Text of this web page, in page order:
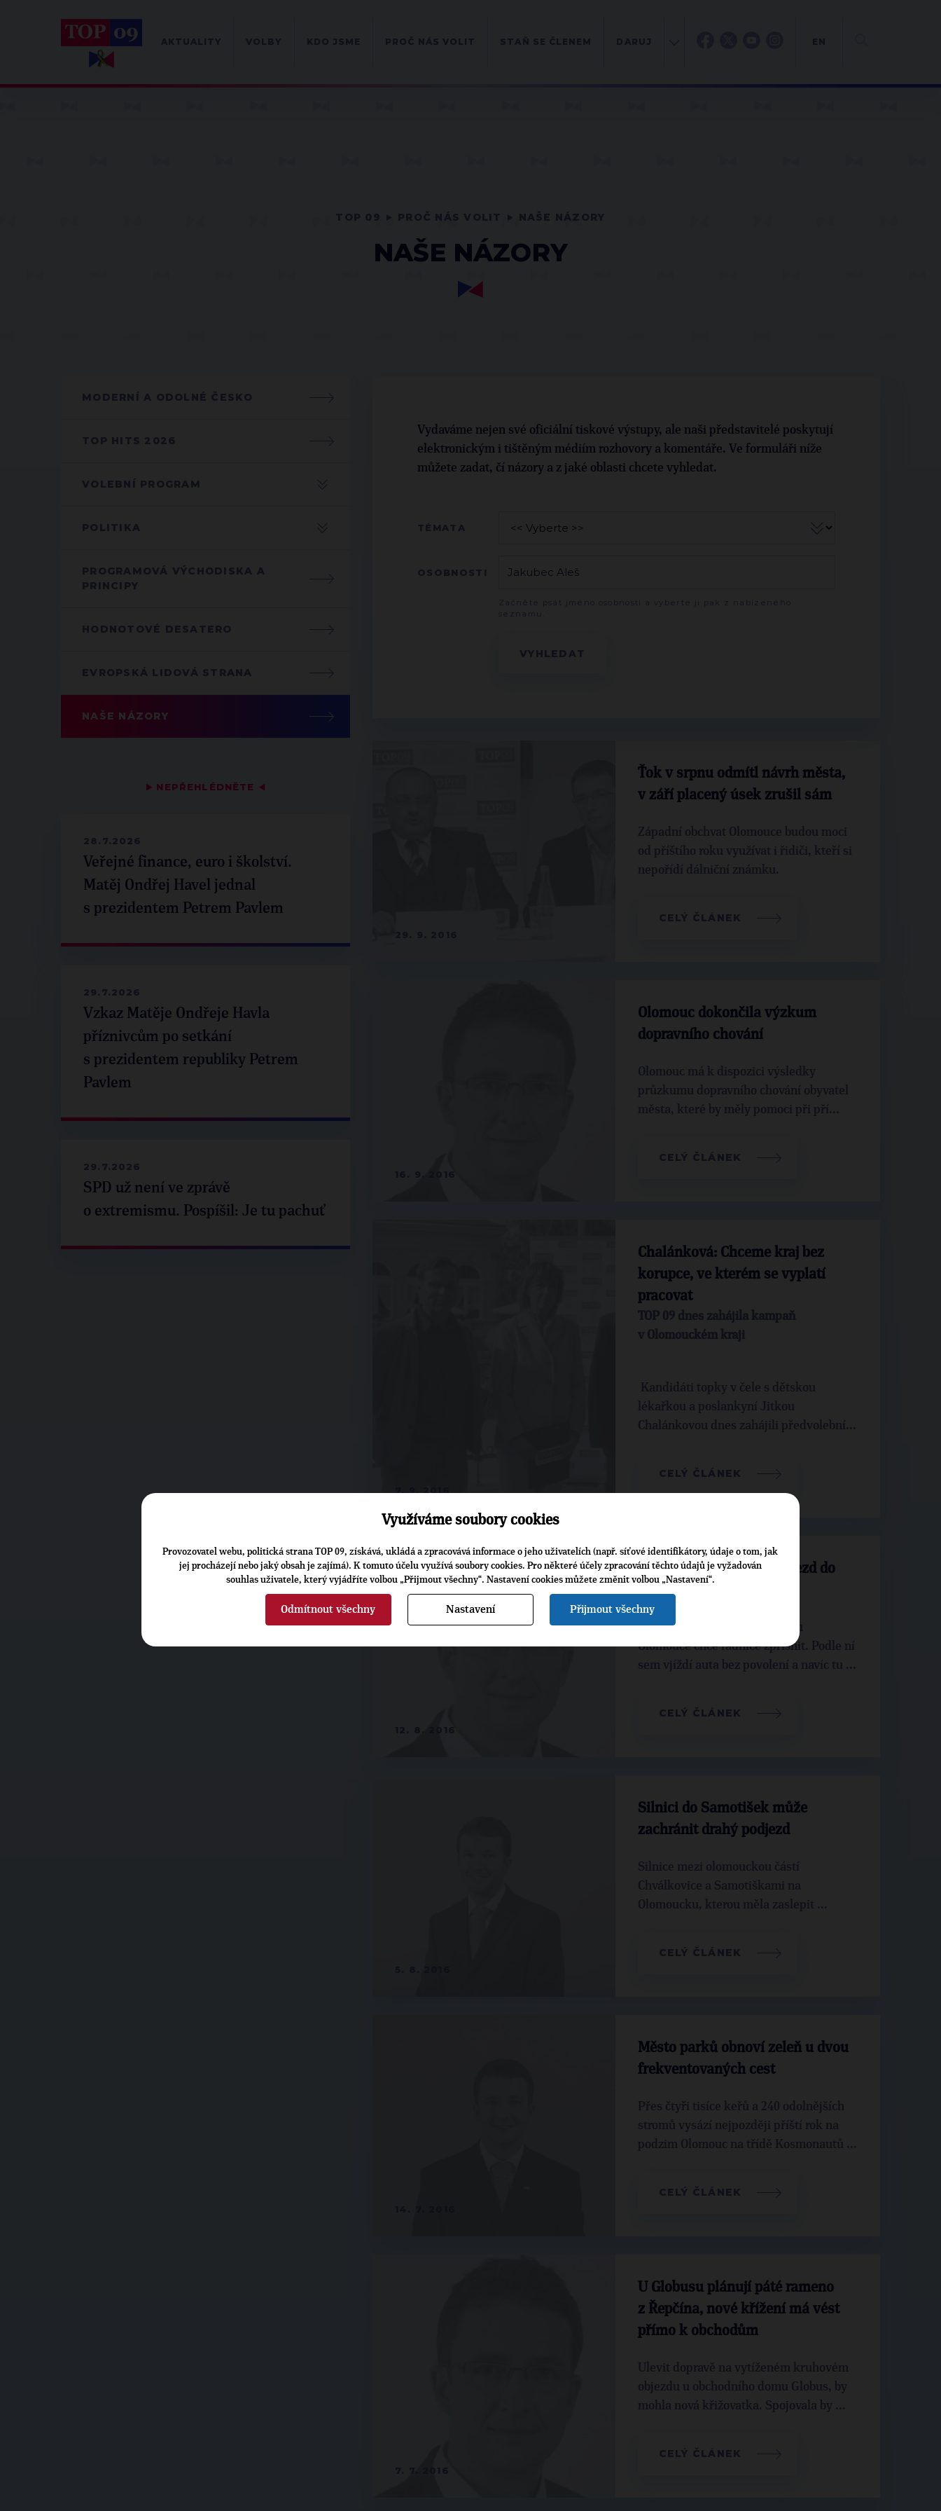
NAŠE NÁZORY
MODERNÍ A ODOLNÉ ČESKO
TOP HITS 2026
VOLEBNÍ PROGRAM
POLITIKA
PROGRAMOVÁ VÝCHODISKA A
PRINCIPY
HODNOTOVÉ DESATERO
EVROPSKÁ LIDOVÁ STRANA
NAŠE NÁZORY
▶ NEPŘEHLÉDNĚTE ◀
28.7.2026
Veřejné finance, euro i školství.
Matěj Ondřej Havel jednal
s prezidentem Petrem Pavlem
29.7.2026
Vzkaz Matěje Ondřeje Havla
příznivcům po setkání
s prezidentem republiky Petrem
Pavlem
29.7.2026
SPD už není ve zprávě
o extremismu. Pospíšil: Je tu pachuť
Vydaváme nejen své oficiální tiskové výstupy, ale naši představitelé poskytují
elektronickým i tištěným médiím rozhovory a komentáře. Ve formuláři níže
můžete zadat, čí názory a z jaké oblasti chcete vyhledat.
TÉMATA
OSOBNOSTI
Ťok v srpnu odmítl návrh města,
v září placený úsek zrušil sám
Západní obchvat Olomouce budou moci
od příštího roku využívat i řidiči, kteří si
nepořídí dálniční známku.
CELÝ ČLÁNEK
Olomouc dokončila výzkum
dopravního chování
Olomouc má k dispozici výsledky
průzkumu dopravního chování obyvatel
města, které by měly pomoci při pří...
CELÝ ČLÁNEK
Chalánková: Chceme kraj bez
korupce, ve kterém se vyplatí
pracovat
TOP 09 dnes zahájila kampaň
v Olomouckém kraji
Kandidáti topky v čele s dětskou
lékařkou a poslankyní Jitkou
Chalánkovou dnes zahájili předvolební...
CELÝ ČLÁNEK
Olomouc chce zpřísnit vjezd do
pěší zóny v centru města
Pravidla pro pěší zónu v centru
Olomouce chce radnice zpřísnit. Podle ní
sem vjíždí auta bez povolení a navíc tu ...
CELÝ ČLÁNEK
Silnici do Samotišek může
zachránit drahý podjezd
Silnice mezi olomouckou částí
Chválkovice a Samotiškami na
Olomoucku, kterou měla zaslepit ...
CELÝ ČLÁNEK
Město parků obnoví zeleň u dvou
frekventovaných cest
Přes čtyři tisíce keřů a 240 odolnějších
stromů vysází nejpozději příští rok na
podzim Olomouc na třídě Kosmonautů ...
CELÝ ČLÁNEK
U Globusu plánují páté rameno
z Řepčína, nové křížení má vést
přímo k obchodům
Ulevit dopravě na vytíženém kruhovém
objezdu u obchodního domu Globus, by
mohla nová křižovatka. Spojovala by ...
CELÝ ČLÁNEK
Využíváme soubory cookies
Provozovatel webu, politická strana TOP 09, získává, ukládá a zpracovává informace o jeho uživatelích (např. síťové identifikátory, údaje o tom, jak
jej procházejí nebo jaký obsah je zajímá). K tomuto účelu využívá soubory cookies. Pro některé účely zpracování těchto údajů je vyžadován
souhlas uživatele, který vyjádříte volbou „Přijmout všechny“. Nastavení cookies můžete změnit volbou „Nastavení“.
Odmítnout všechny Nastavení Přijmout všechny